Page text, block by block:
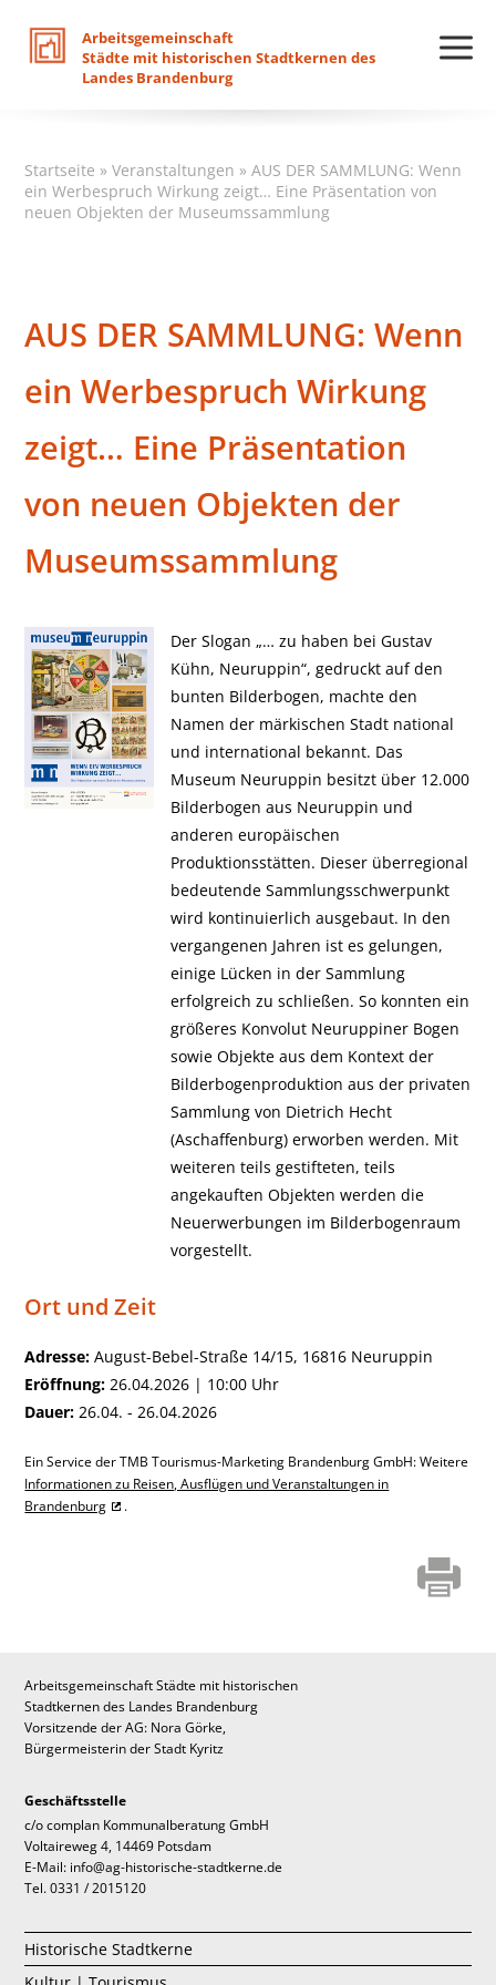
Arbeitsgemeinschaft
Städte mit historischen Stadtkernen des
Landes Brandenburg
Startseite »Veranstaltungen »AUS DER SAMMLUNG: Wenn
ein Werbespruch Wirkung zeigt… Eine Präsentation von
neuen Objekten der Museumssammlung
AUS DER SAMMLUNG: Wenn
ein Werbespruch Wirkung
zeigt… Eine Präsentation
von neuen Objekten der
Museumssammlung
Der Slogan „… zu haben bei Gustav
Kühn, Neuruppin“, gedruckt auf den
bunten Bilderbogen, machte den
Namen der märkischen Stadt national
und international bekannt. Das
Museum Neuruppin besitzt über 12.000
Bilderbogen aus Neuruppin und
anderen europäischen
Produktionsstätten. Dieser überregional
bedeutende Sammlungsschwerpunkt
wird kontinuierlich ausgebaut. In den
vergangenen Jahren ist es gelungen,
einige Lücken in der Sammlung
erfolgreich zu schließen. So konnten ein
größeres Konvolut Neuruppiner Bogen
sowie Objekte aus dem Kontext der
Bilderbogenproduktion aus der privaten
Sammlung von Dietrich Hecht
(Aschaffenburg) erworben werden. Mit
weiteren teils gestifteten, teils
angekauften Objekten werden die
Neuerwerbungen im Bilderbogenraum
vorgestellt.
Ort und Zeit
Adresse: August-Bebel-Straße 14/15, 16816 Neuruppin
Eröffnung: 26.04.2026 | 10:00 Uhr
Dauer: 26.04. - 26.04.2026
Ein Service der TMB Tourismus-Marketing Brandenburg GmbH: Weitere
Informationen zu Reisen, Ausflügen und Veranstaltungen in
Brandenburg
.
Arbeitsgemeinschaft Städte mit historischen
Stadtkernen des Landes Brandenburg
Vorsitzende der AG: Nora Görke,
Bürgermeisterin der Stadt Kyritz
Geschäftsstelle
c/o complan Kommunalberatung GmbH
Voltaireweg 4, 14469 Potsdam
E-Mail: info@ag-historische-stadtkerne.de
Tel. 0331 / 2015120
Historische Stadtkerne